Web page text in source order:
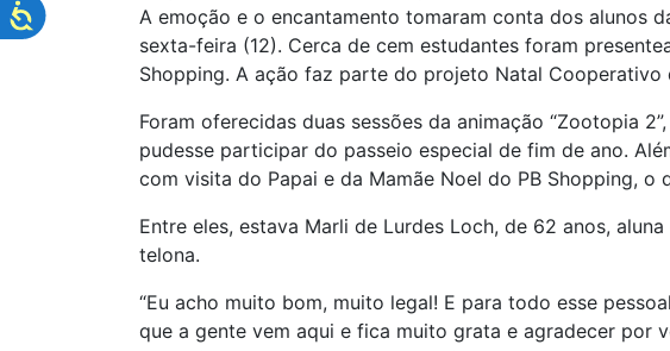
A emoção e o encantamento tomaram conta dos alunos
sexta-feira (12). Cerca de cem estudantes foram
Shopping. A ação faz parte do projeto Natal Cooperativo
Foram oferecidas duas sessões da animação “Zootopia
pudesse participar do passeio especial de fim de ano.
com visita do Papai e da Mamãe Noel do PB Shopping, o
Entre eles, estava Marli de Lurdes Loch, de 62 anos,
telona.
“Eu acho muito bom, muito legal! E para todo esse
que a gente vem aqui e fica muito grata e agradecer por